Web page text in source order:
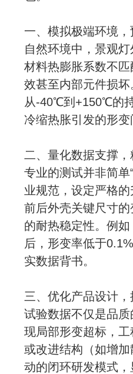
一、模拟极端环境
自然环境中，景观
材料热膨胀系数不
效甚至内部元件损
从-40℃到+150℃的
冷缩热胀引发的形变
二、量化数据支撑
专业的测试并非简
业规范，设定严格
前后外壳关键尺寸
的耐热稳定性。例
后，形变率低于
实数据背书。
三、优化产品设计
试验数据不仅是品
现局部形变超标，
或改进结构（如增
动的闭环研发模式